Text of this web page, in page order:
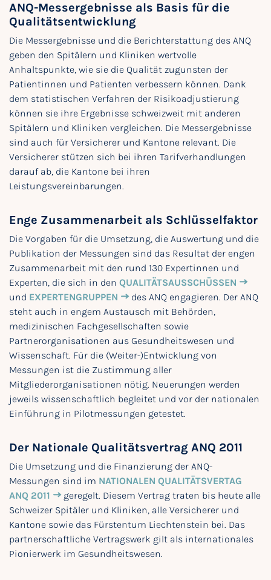
ANQ-Messergebnisse als Basis für die
Qualitätsentwicklung
Die Messergebnisse und die Berichterstattung des ANQ
geben den Spitälern und Kliniken wertvolle
Anhaltspunkte, wie sie die Qualität zugunsten der
Patientinnen und Patienten verbessern können. Dank
dem statistischen Verfahren der Risikoadjustierung
können sie ihre Ergebnisse schweizweit mit anderen
Spitälern und Kliniken vergleichen. Die Messergebnisse
sind auch für Versicherer und Kantone relevant. Die
Versicherer stützen sich bei ihren Tarifverhandlungen
darauf ab, die Kantone bei ihren
Leistungsvereinbarungen.
Enge Zusammenarbeit als Schlüsselfaktor
Die Vorgaben für die Umsetzung, die Auswertung und die
Publikation der Messungen sind das Resultat der engen
Zusammenarbeit mit den rund 130 Expertinnen und
Experten, die sich in den QUALITÄTSAUSSCHÜSSEN
und EXPERTENGRUPPEN
des ANQ engagieren. Der ANQ
steht auch in engem Austausch mit Behörden,
medizinischen Fachgesellschaften sowie
Partnerorganisationen aus Gesundheitswesen und
Wissenschaft. Für die (Weiter-)Entwicklung von
Messungen ist die Zustimmung aller
Mitgliederorganisationen nötig. Neuerungen werden
jeweils wissenschaftlich begleitet und vor der nationalen
Einführung in Pilotmessungen getestet.
Der Nationale Qualitätsvertrag ANQ 2011
Die Umsetzung und die Finanzierung der ANQ-
Messungen sind im NATIONALEN QUALITÄTSVERTAG
ANQ 2011
geregelt. Diesem Vertrag traten bis heute alle
Schweizer Spitäler und Kliniken, alle Versicherer und
Kantone sowie das Fürstentum Liechtenstein bei. Das
partnerschaftliche Vertragswerk gilt als internationales
Pionierwerk im Gesundheitswesen.